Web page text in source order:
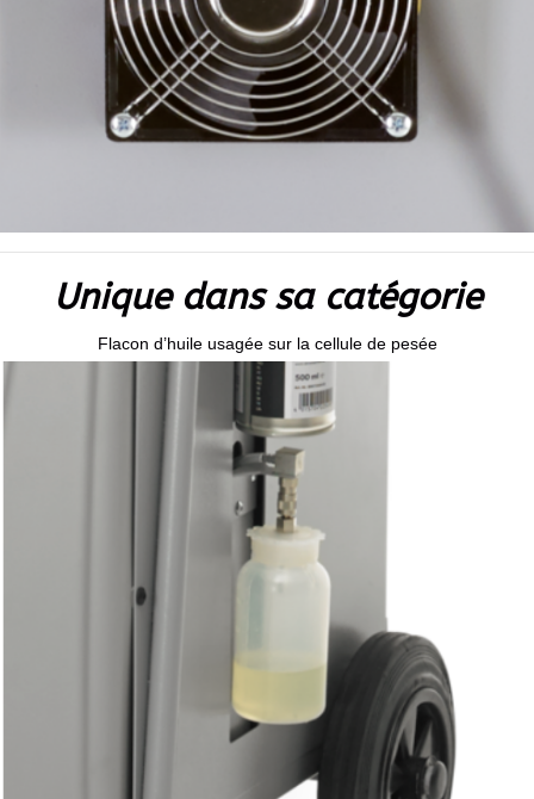
Unique dans sa catégorie
Flacon d’huile usagée sur la cellule de pesée